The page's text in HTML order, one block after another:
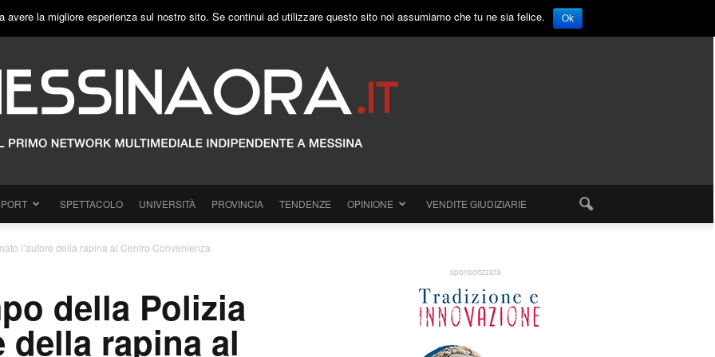
SPETTACOLO UNIVERSITÀ PROVINCIA TENDENZE OPINIONE VENDITE GIUDIZIARIE
l’autore della rapina al Centro Convenienza
della Polizia
della rapina al
sponsorizzata
la migliore esperienza sul nostro sito. Se continui ad utilizzare questo sito noi assumiamo che tu ne sia felice. Ok